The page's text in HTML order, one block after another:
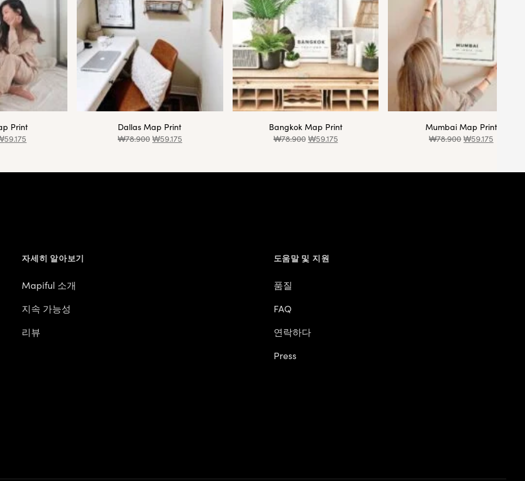
Print
59.175
Dallas Map Print
₩78.900 ₩59.175
Bangkok Map Print
₩78.900 ₩59.175
Mumbai Map Print
₩78.900 ₩59.175
자세히 알아보기
Mapiful 소개
지속 가능성
리뷰
도움말 및 지원
품질
FAQ
연락하다
Press